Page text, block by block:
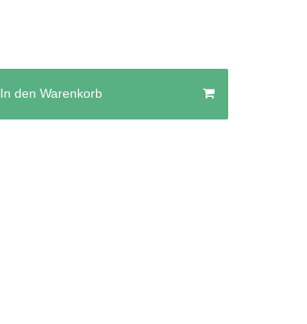
In den Warenkorb